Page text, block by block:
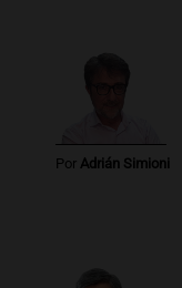
Por Adrián Simioni